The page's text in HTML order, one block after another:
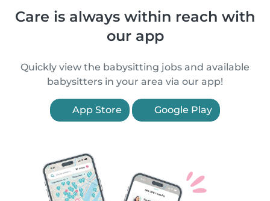
Care is always within reach with
our app
Quickly view the babysitting jobs and available
babysitters in your area via our app!
App Store Google Play